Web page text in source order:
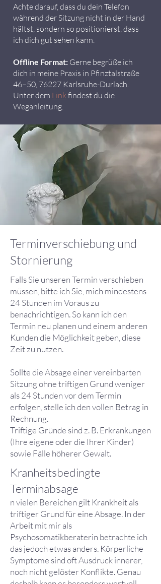
Achte darauf, dass du dein Telefon
während der Sitzung nicht in der Hand
hältst, sondern so positionierst, dass
ich dich gut sehen kann.
Offline Format: Gerne begrüße ich
dich in meine Praxis in Pfinztalstraße
46–50, 76227 Karlsruhe-Durlach.
Unter dem Link findest du die
Weganleitung.
Terminverschiebung und
Stornierung
Falls Sie unseren Termin verschieben
müssen, bitte ich Sie, mich mindestens
24 Stunden im Voraus zu
benachrichtigen. So kann ich den
Termin neu planen und einem anderen
Kunden die Möglichkeit geben, diese
Zeit zu nutzen.
Sollte die Absage einer vereinbarten
Sitzung ohne triftigen Grund weniger
als 24 Stunden vor dem Termin
erfolgen, stelle ich den vollen Betrag in
Rechnung.
Triftige Gründe sind z. B. Erkrankungen
(Ihre eigene oder die Ihrer Kinder)
sowie Fälle höherer Gewalt.
Kranheitsbedingte
Terminabsage
n vielen Bereichen gilt Krankheit als
triftiger Grund für eine Absage. In der
Arbeit mit mir als
Psychosomatikberaterin betrachte ich
das jedoch etwas anders. Körperliche
Symptome sind oft Ausdruck innerer,
noch nicht gelöster Konflikte. Genau